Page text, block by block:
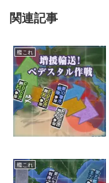
関連記事
艦これ
艦これ